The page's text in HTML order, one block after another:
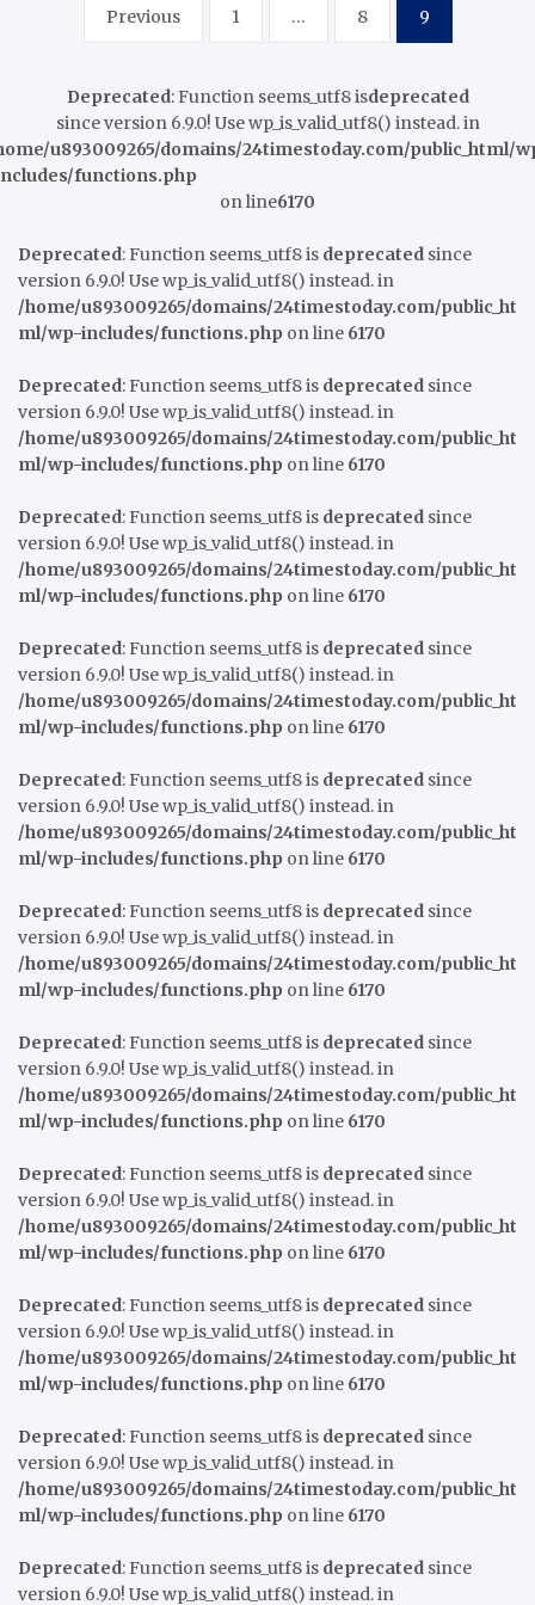
pagination
Previous 1 … 8 9
Deprecated: Function seems_utf8 isdeprecated
since version 6.9.0! Use wp_is_valid_utf8() instead. in
u893009265/domains/24timestoday.com/public_html/
functions.php
on line6170
Deprecated: Function seems_utf8 is deprecated since
version 6.9.0! Use wp_is_valid_utf8() instead. in
/home/u893009265/domains/24timestoday.com/public_ht
ml/wp-includes/functions.php on line 6170
Deprecated: Function seems_utf8 is deprecated since
version 6.9.0! Use wp_is_valid_utf8() instead. in
/home/u893009265/domains/24timestoday.com/public_ht
ml/wp-includes/functions.php on line 6170
Deprecated: Function seems_utf8 is deprecated since
version 6.9.0! Use wp_is_valid_utf8() instead. in
/home/u893009265/domains/24timestoday.com/public_ht
ml/wp-includes/functions.php on line 6170
Deprecated: Function seems_utf8 is deprecated since
version 6.9.0! Use wp_is_valid_utf8() instead. in
/home/u893009265/domains/24timestoday.com/public_ht
ml/wp-includes/functions.php on line 6170
Deprecated: Function seems_utf8 is deprecated since
version 6.9.0! Use wp_is_valid_utf8() instead. in
/home/u893009265/domains/24timestoday.com/public_ht
ml/wp-includes/functions.php on line 6170
Deprecated: Function seems_utf8 is deprecated since
version 6.9.0! Use wp_is_valid_utf8() instead. in
/home/u893009265/domains/24timestoday.com/public_ht
ml/wp-includes/functions.php on line 6170
Deprecated: Function seems_utf8 is deprecated since
version 6.9.0! Use wp_is_valid_utf8() instead. in
/home/u893009265/domains/24timestoday.com/public_ht
ml/wp-includes/functions.php on line 6170
Deprecated: Function seems_utf8 is deprecated since
version 6.9.0! Use wp_is_valid_utf8() instead. in
/home/u893009265/domains/24timestoday.com/public_ht
ml/wp-includes/functions.php on line 6170
Deprecated: Function seems_utf8 is deprecated since
version 6.9.0! Use wp_is_valid_utf8() instead. in
/home/u893009265/domains/24timestoday.com/public_ht
ml/wp-includes/functions.php on line 6170
Deprecated: Function seems_utf8 is deprecated since
version 6.9.0! Use wp_is_valid_utf8() instead. in
/home/u893009265/domains/24timestoday.com/public_ht
ml/wp-includes/functions.php on line 6170
Deprecated: Function seems_utf8 is deprecated since
version 6.9.0! Use wp_is_valid_utf8() instead. in